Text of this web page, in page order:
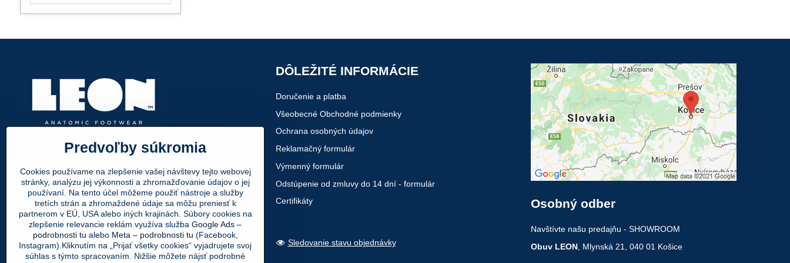
filtra
+421 911 315 719
info@leonpapuce.sk
Nájdete nás aj tu:
Facebook Instagram Youtube
DÔLEŽITÉ INFORMÁCIE
Doručenie a platba
Všeobecné Obchodné podmienky
Ochrana osobných údajov
Reklamačný formulár
Výmenný formulár
Odstúpenie od zmluvy do 14 dní - formulár
Certifikáty
Sledovanie stavu objednávky
Osobný odber
Navštívte našu predajňu - SHOWROOM
Obuv LEON , Mlynská 21, 040 01 Košice
Predvoľby súkromia
Cookies používame na zlepšenie vašej návštevy tejto webovej
stránky, analýzu jej výkonnosti a zhromažďovanie údajov o jej
používaní. Na tento účel môžeme použiť nástroje a služby
tretích strán a zhromaždené údaje sa môžu preniesť k
partnerom v EÚ, USA alebo iných krajinách. Súbory cookies na
zlepšenie relevancie reklám využíva služba Google Ads –
podrobnosti tu alebo Meta – podrobnosti tu (Facebook,
Instagram).Kliknutím na „Prijať všetky cookies“ vyjadrujete svoj
súhlas s týmto spracovaním. Nižšie môžete nájsť podrobné